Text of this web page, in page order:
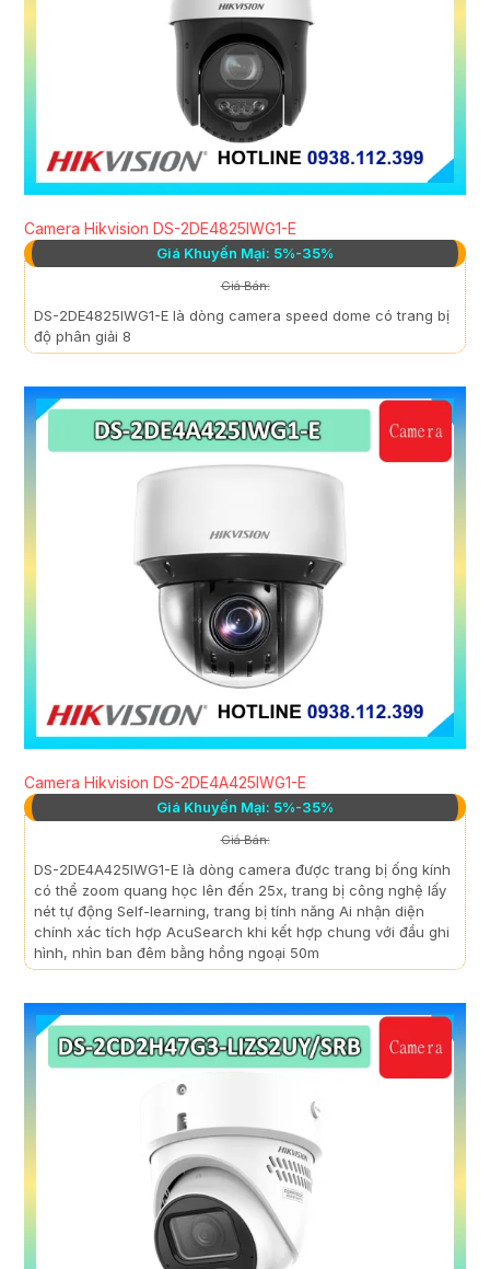
Camera Hikvision DS-2DE4825IWG1-E
Giá Khuyến Mại: 5%-35%
Giá Bán:
DS-2DE4825IWG1-E là dòng camera speed dome có trang bị
độ phân giải 8
Camera Hikvision DS-2DE4A425IWG1-E
Giá Khuyến Mại: 5%-35%
Giá Bán:
DS-2DE4A425IWG1-E là dòng camera được trang bị ống kính
có thể zoom quang học lên đến 25x, trang bị công nghệ lấy
nét tự động Self-learning, trang bị tính năng Ai nhận diện
chính xác tích hợp AcuSearch khi kết hợp chung với đầu ghi
hình, nhìn ban đêm bằng hồng ngoại 50m